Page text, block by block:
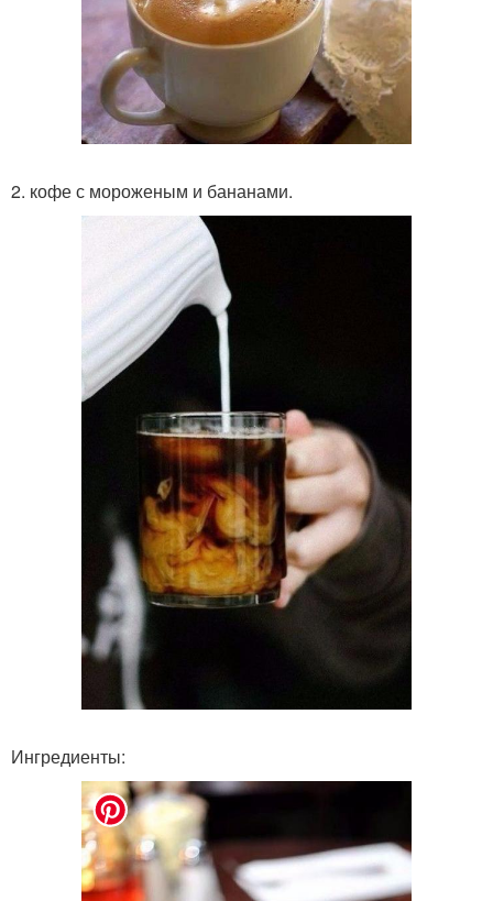
2. кофе с мороженым и бананами.
Ингредиенты: